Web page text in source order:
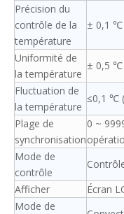
Précision du
contrôle de la
température
± 0,1 ℃
Uniformité de
la température
± 0,5 ℃
Fluctuation de
la température
≤0,1 ℃
Plage de
synchronisation
0 ~
Mode de
contrôle
Afficher
Écran
Mode de